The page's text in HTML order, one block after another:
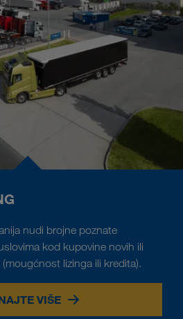
nudi brojne poznate
kod kupovine novih ili
lizinga ili kredita).
VIŠE